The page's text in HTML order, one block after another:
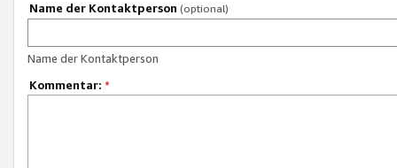
Name der Kontaktperson (optional)
Name der Kontaktperson
Kommentar: *